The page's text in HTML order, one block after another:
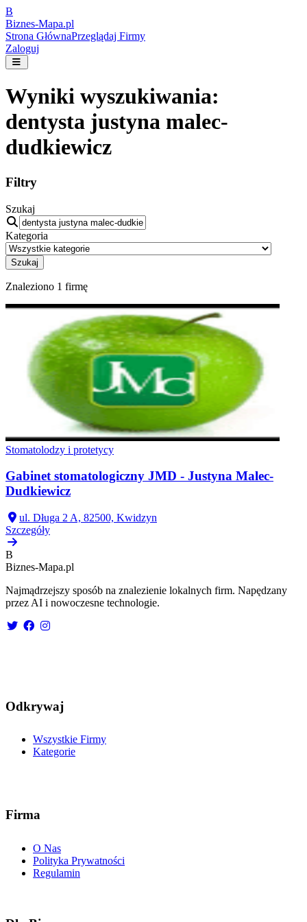
B
Biznes-Mapa.pl
Strona GłównaPrzeglądaj Firmy
Zaloguj
Wyniki wyszukiwania:
dentysta justyna malec-
dudkiewicz
Filtry
Szukaj
Kategoria
Szukaj
Znaleziono 1 firmę
Stomatolodzy i protetycy
Gabinet stomatologiczny JMD - Justyna Malec-
Dudkiewicz
ul. Długa 2 A, 82500, Kwidzyn
Szczegóły
B
Biznes-Mapa.pl
Najmądrzejszy sposób na znalezienie lokalnych firm. Napędzany
przez AI i nowoczesne technologie.
Odkrywaj
Wszystkie Firmy
Kategorie
Firma
O Nas
Polityka Prywatności
Regulamin